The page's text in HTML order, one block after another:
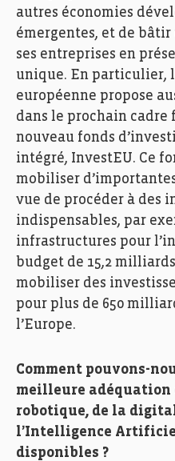
autres économies
émergentes, et de
ses entreprises en
unique. En particulier,
européenne propose
dans le prochain
nouveau fonds
intégré, InvestEU. Ce
mobiliser
vue de procéder à des
indispensables, par
infrastructures pour
budget de 15,2
mobiliser des
pour plus de 650
l’Europe.
Comment pouvons-
meilleure adéquation
robotique, de la
l’Intelligence
disponibles ?